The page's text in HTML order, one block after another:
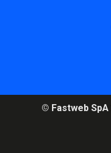
© Fastweb SpA